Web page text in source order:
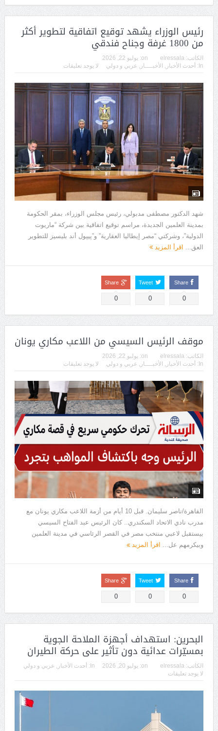
رئيس الوزراء يشهد توقيع اتفاقية لتطوير أكثر
من 1800 غرفة وجناح فندقي
الكاتب: elressala
on: يوليو 22, 2026
In:
أحدث الأخبار , الأخبــــار , عربي و دولي لا يوجد تعليقات
شهد الدكتور مصطفى مدبولي، رئيس مجلس الوزراء، بمقر الحكومة
بمدينة العلمين الجديدة، مراسم توقيع اتفاقية بين شركة “ماريوت
الدولية”، وشركتي “مصر إيطاليا العقارية” و”پيپول أند بليسيز للتطوير
العق... اقرأ المزيد
Share
0
Tweet
0
Share
0
موقف الرئيس السيسي من اللاعب مكاري يونان
الكاتب: elressala
on: يوليو 22, 2026
In:
أحدث الأخبار الأخبــــار عربي و دولي لا يوجد تعليقات
القاهرة/ناصر سليمان. قبل 10 أيام من أزمة اللاعب مكاري يونان مع
مدرب نادي الاتحاد السكندري.. كان الرئيس عبد الفتاح السيسي
بيستقبل لاعبي منتخب مصر في القصر الرئاسي في مدينة العلمين
وبيكرمهم عل... اقرأ المزيد
Share
0
Tweet
0
Share
0
البحرين: استهداف أجهزة الملاحة الجوية
بمسيّرات عدائية دون تأثير على حركة الطيران
الكاتب: elressala
on: يوليو 20, 2026 In: أحدث الأخبار
عربي و دولي
لا يوجد تعليقات